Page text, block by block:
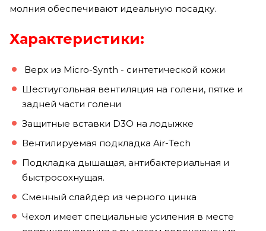
молния обеспечивают идеальную посадку.
Характеристики:
Верх из Micro-Synth - синтетической кожи
Шестиугольная вентиляция на голени, пятке и
задней части голени
Защитные вставки D3O на лодыжке
Вентилируемая подкладка Air-Tech
Подкладка дышащая, антибактериальная и
быстросохнущая.
Сменный слайдер из черного цинка
Чехол имеет специальные усиления в месте